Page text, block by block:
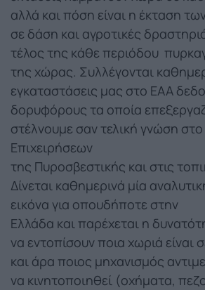
αλλά και πόση είναι η έκταση
σε δάση και αγροτικές
τέλος της κάθε περιόδου
της χώρας. Συλλέγονται
εγκαταστάσεις μας στο ΕΑΑ
δορυφόρους τα οποία
στέλνουμε σαν τελική γνώση
Επιχειρήσεων
της Πυροσβεστικής και στις
Δίνεται καθημερινά μία
εικόνα για οπουδήποτε στην
Ελλάδα και παρέχεται η
να εντοπίσουν ποια χωριά είναι
και άρα ποιος μηχανισμός
να κινητοποιηθεί (οχήματα,